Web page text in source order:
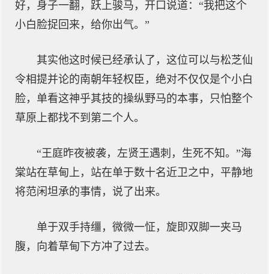
好，身子一翻，跃上骏马，开口说道：“我把这个
小白脸捉回来，给你出气。”
其实他这时候已经承认了，这位可以与松芝仙
令相提并论的南朝年轻权臣，绝对不仅仅是个小白
脸，单看这神乎其技的操纵野马的本事，只怕整个
草原上都找不到第二个人。
“王庭昨夜被袭，左贤王遇刺，生死不知。”海
棠站在草甸上，站在单于数十名近卫之中，平静地
将范闲坦承的事情，说了出来。
单于双手持缰，微微一怔，旋即双脚一夹马
腹，向着草甸下方冲了过去。